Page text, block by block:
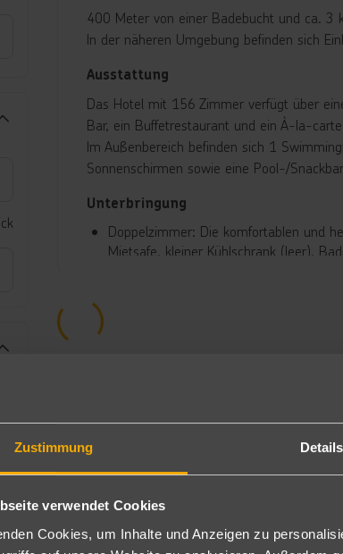
Zustimmung Details
verwendet Cookies
Cookies, um Inhalte und Anzeigen zu
400 Meter von einer Badebucht und ca. 3
In der näheren Umgebung befinden sich
Ausstattung
Das Hotel mit 156 Zimmer verfügt über
Bar, ein Buffetrestaurant und ein À-la-
Im Außenbereich befinden sich 1
Sonnenschirmen sowie eine Pool-/
Unterbringung
Doppelzimmer: Die komfortablen und
Mietsafe, kleiner Kühlschrank (leer),
Halbpension
Frühstück und Abendessen in Buffetform,
All-Inclusive
All Inclusive: Frühstück und